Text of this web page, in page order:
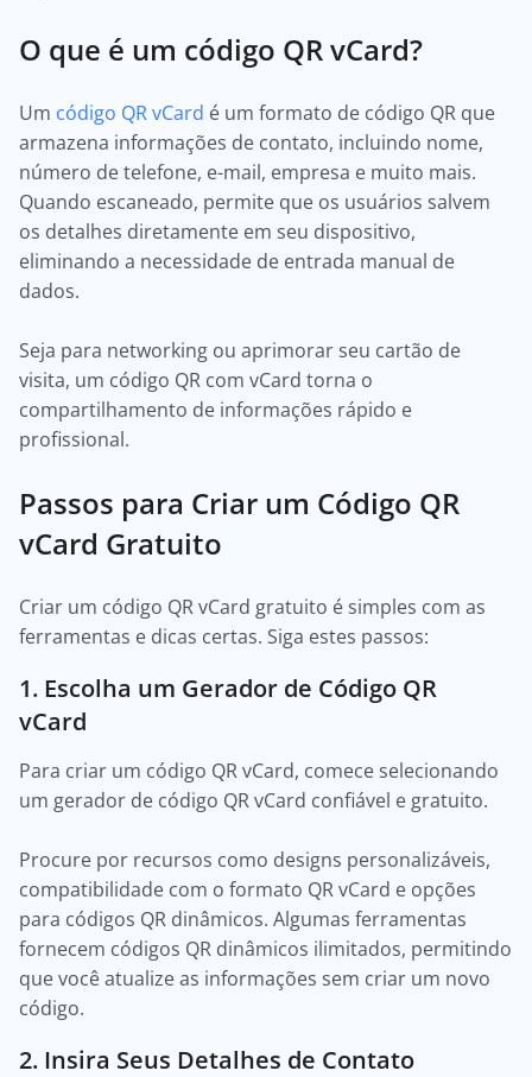
O que é um código QR vCard?
Um código QR vCard é um formato de código QR que
armazena informações de contato, incluindo nome,
número de telefone, e-mail, empresa e muito mais.
Quando escaneado, permite que os usuários salvem
os detalhes diretamente em seu dispositivo,
eliminando a necessidade de entrada manual de
dados.
Seja para networking ou aprimorar seu cartão de
visita, um código QR com vCard torna o
compartilhamento de informações rápido e
profissional.
Passos para Criar um Código QR
vCard Gratuito
Criar um código QR vCard gratuito é simples com as
ferramentas e dicas certas. Siga estes passos:
1. Escolha um Gerador de Código QR
vCard
Para criar um código QR vCard, comece selecionando
um gerador de código QR vCard confiável e gratuito.
Procure por recursos como designs personalizáveis,
compatibilidade com o formato QR vCard e opções
para códigos QR dinâmicos. Algumas ferramentas
fornecem códigos QR dinâmicos ilimitados, permitindo
que você atualize as informações sem criar um novo
código.
2. Insira Seus Detalhes de Contato